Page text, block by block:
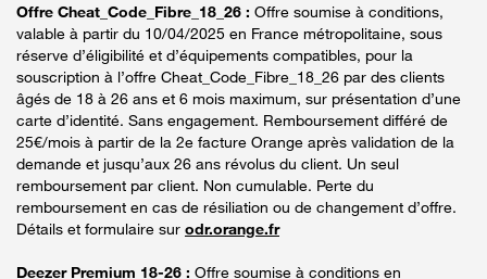
Offre Cheat_Code_Fibre_18_26 : Offre soumise à conditions,
valable à partir du 10/04/2025 en France métropolitaine, sous
réserve d’éligibilité et d’équipements compatibles, pour la
souscription à l’offre Cheat_Code_Fibre_18_26 par des clients
âgés de 18 à 26 ans et 6 mois maximum, sur présentation d’une
carte d’identité. Sans engagement. Remboursement différé de
25€/mois à partir de la 2e facture Orange après validation de la
demande et jusqu’aux 26 ans révolus du client. Un seul
remboursement par client. Non cumulable. Perte du
remboursement en cas de résiliation ou de changement d’offre.
Détails et formulaire sur odr.orange.fr
Deezer Premium 18-26 : Offre soumise à conditions en